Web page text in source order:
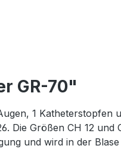
GR-70"
1 Katheterstopfen
Die Größen CH 12
und wird in der